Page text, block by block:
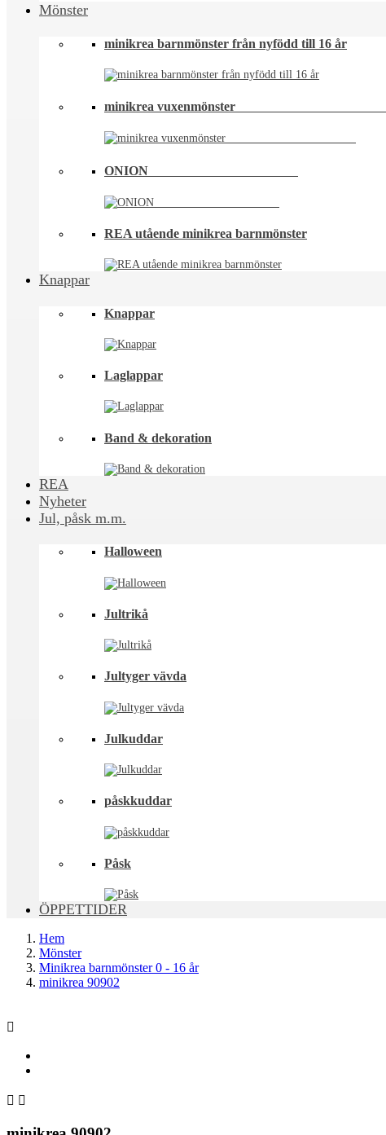
Mönster
minikrea barnmönster från nyfödd till 16 år
minikrea vuxenmönster⠀⠀⠀⠀⠀⠀⠀⠀⠀⠀⠀⠀⠀⠀⠀⠀
ONION ⠀⠀⠀⠀⠀⠀⠀⠀⠀⠀⠀⠀⠀⠀⠀
REA utående minikrea barnmönster
Knappar
Knappar
Laglappar
Band & dekoration
REA
Nyheter
Jul, påsk m.m.
Halloween
Jultrikå
Jultyger vävda
Julkuddar
påskkuddar
Påsk
ÖPPETTIDER
Hem
Mönster
Minikrea barnmönster 0 - 16 år
minikrea 90902

 